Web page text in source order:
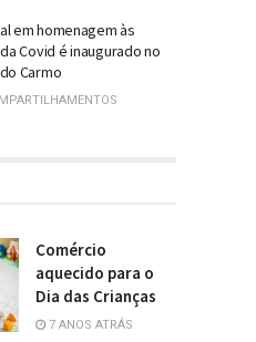
em homenagem às
Covid é inaugurado no
Carmo
Comércio
aquecido para o
Dia das Crianças
7 ANOS ATRÁS